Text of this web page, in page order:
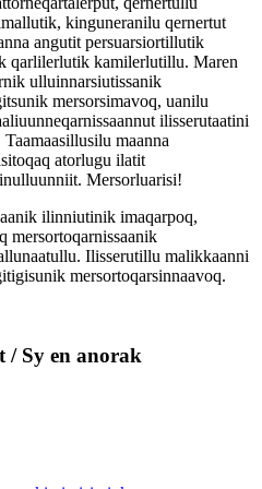
kinguneranilu qernertut
angutit persuarsiortillutik
qarlilerlutik kamilerlutillu. Maren
ulluinnarsiutissanik
mersorsimavoq, uanilu
ilisserutaatini
maanna
atorlugu ilatit
Mersorluarisi!
ilinniutinik imaqarpoq,
mersortoqarnissaanik
Ilisserutillu malikkaanni
mersortoqarsinnaavoq.
/ Sy en anorak